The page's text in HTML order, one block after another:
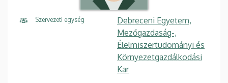
Szervezeti egység
Debreceni Egyetem,
Mezőgazdaság-,
Élelmiszertudományi és
Környezetgazdálkodási
Kar